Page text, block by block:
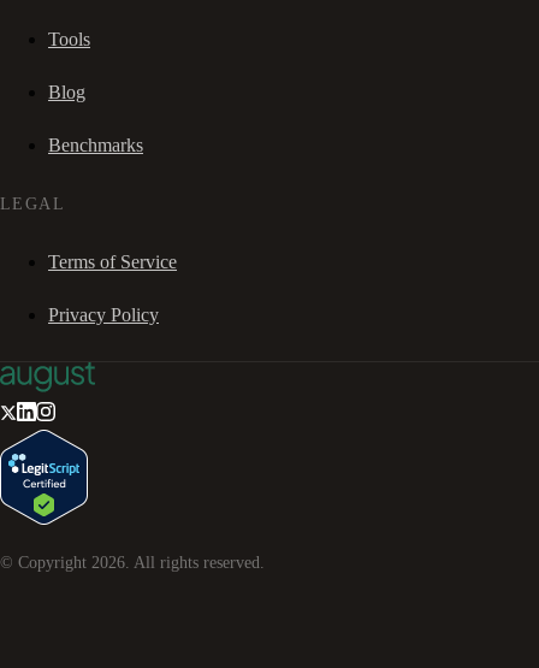
Tools
Blog
Benchmarks
LEGAL
Terms of Service
Privacy Policy
© Copyright 2026. All rights reserved.